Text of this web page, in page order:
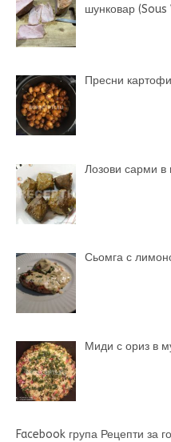
шунковар
Пресни
Лозови сарми в
Сьомга с
Миди с ориз в
Facebook група Рецепти за